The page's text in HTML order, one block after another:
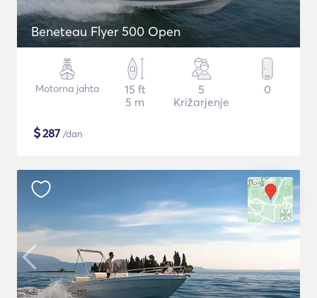
Beneteau Flyer 500 Open
Motorna jahta
15 ft
5 m
5
Križarjenje
0
$287 /dan